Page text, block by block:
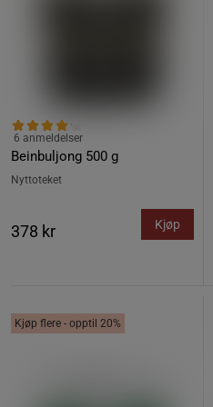
Beinbuljong 500 g
6 anmeldelser
Nyttoteket
378 kr Kjøp
Kjøp flere - opptil 20%